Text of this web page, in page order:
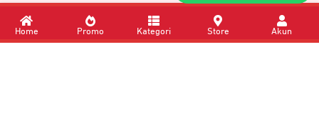
Download Apps
Home Promo Kategori Store Akun